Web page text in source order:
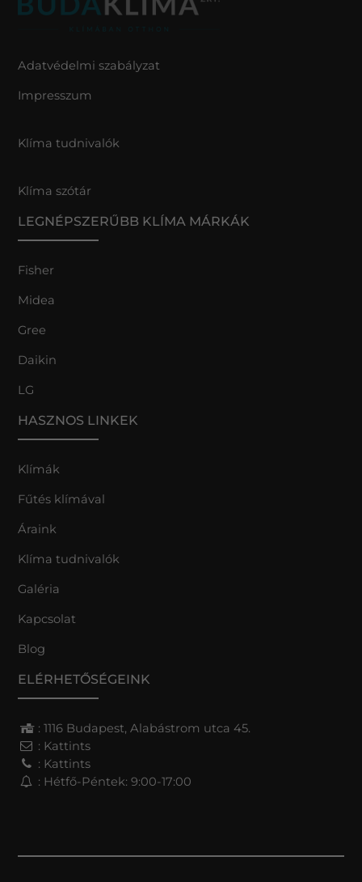
Adatvédelmi szabályzat
Impresszum
Klíma tudnivalók
Klíma szótár
LEGNÉPSZERŰBB KLÍMA MÁRKÁK
Fisher
Midea
Gree
Daikin
LG
HASZNOS LINKEK
Klímák
Fűtés klímával
Áraink
Klíma tudnivalók
Galéria
Kapcsolat
Blog
ELÉRHETŐSÉGEINK
: 1116 Budapest, Alabástrom utca 45.
: Kattints
: Kattints
: Hétfő-Péntek: 9:00-17:00